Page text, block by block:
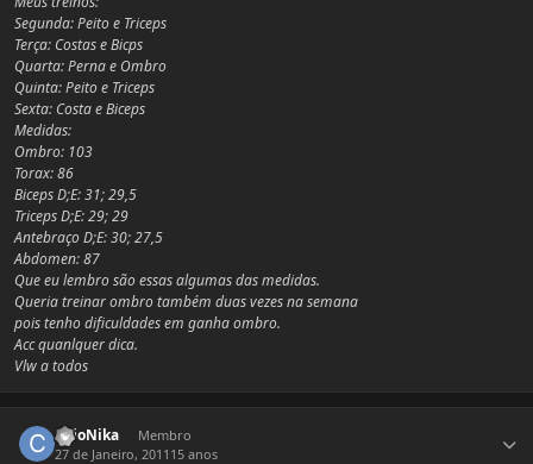
Segunda: Peito e Triceps
Terça: Costas e Bicps
Quarta: Perna e Ombro
Quinta: Peito e Triceps
Sexta: Costa e Biceps
Medidas:
Ombro: 103
Torax: 86
Biceps D;E: 31; 29,5
Triceps D;E: 29; 29
Antebraço D;E: 30; 27,5
Abdomen: 87
Que eu lembro são essas algumas das medidas.
Queria treinar ombro também duas vezes na semana
pois tenho dificuldades em ganha ombro.
Acc quanlquer dica.
Vlw a todos
CaioNika
Membro
27 de Janeiro, 2011 15 anos